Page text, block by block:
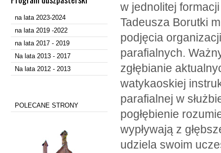
na lata 2023-2024
na lata 2019 -2022
na lata 2017 - 2019
Na lata 2013 - 2017
Na lata 2012 - 2013
POLECANE STRONY
w jednolitej
Tadeusza Borutki
podjęcia
parafialnych.
zgłębianie
watykaoskiej
parafialnej w
pogłębienie
wypływają z
udziela swoim